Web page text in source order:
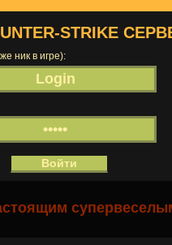
STRIKE
ник в игре):